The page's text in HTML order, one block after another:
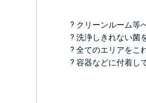
? クリーンルーム等
? 洗浄しきれない菌
? 全てのエリアをこ
? 容器などに付着し